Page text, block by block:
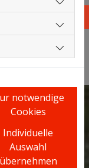
auch über die
notwendige
Cookies
Individuelle
Auswahl
übernehmen